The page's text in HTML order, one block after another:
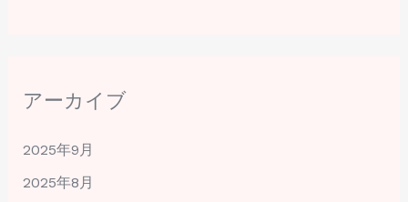
アーカイブ
2025年9月
2025年8月